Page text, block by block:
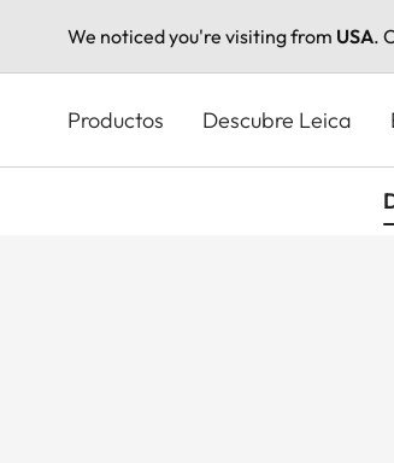
We noticed you're visiting from USA.
principal
Productos Descubre Leica